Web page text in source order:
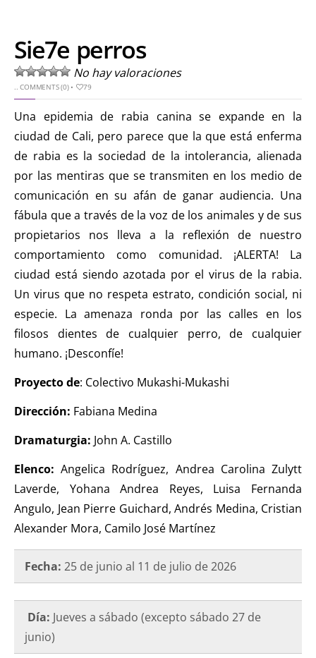
Sie7e perros
No hay valoraciones
..COMMENTS (0)• 79
Una epidemia de rabia canina se expande en la
ciudad de Cali, pero parece que la que está enferma
de rabia es la sociedad de la intolerancia, alienada
por las mentiras que se transmiten en los medio de
comunicación en su afán de ganar audiencia. Una
fábula que a través de la voz de los animales y de sus
propietarios nos lleva a la reflexión de nuestro
comportamiento como comunidad. ¡ALERTA! La
ciudad está siendo azotada por el virus de la rabia.
Un virus que no respeta estrato, condición social, ni
especie. La amenaza ronda por las calles en los
filosos dientes de cualquier perro, de cualquier
humano. ¡Desconfíe!
Proyecto de: Colectivo Mukashi-Mukashi
Dirección: Fabiana Medina
Dramaturgia: John A. Castillo
Elenco: Angelica Rodríguez, Andrea Carolina Zulytt
Laverde, Yohana Andrea Reyes, Luisa Fernanda
Angulo, Jean Pierre Guichard, Andrés Medina, Cristian
Alexander Mora, Camilo José Martínez
Fecha: 25 de junio al 11 de julio de 2026
Día: Jueves a sábado (excepto sábado 27 de
junio)